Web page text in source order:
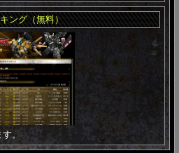
ング（無料）
。